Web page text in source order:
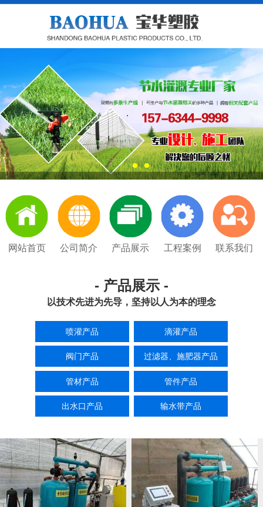
网站首页 公司简介 产品展示 工程案例 联系我们
- 产品展示 -
以技术先进为先导，坚持以人为本的理念
喷灌产品 滴灌产品
阀门产品 过滤器、施肥器产品
管材产品 管件产品
出水口产品 输水带产品